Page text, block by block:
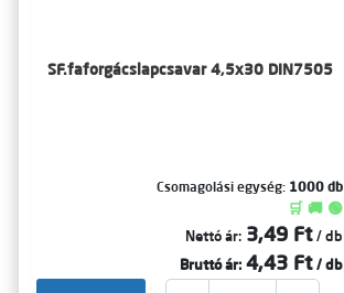
SF.faforgácslapcsavar 4,5x30 DIN7505
Csomagolási egység: 1000 db
🛒 🚚 🟢
Nettó ár: 3,49 Ft / db
Bruttó ár: 4,43 Ft / db